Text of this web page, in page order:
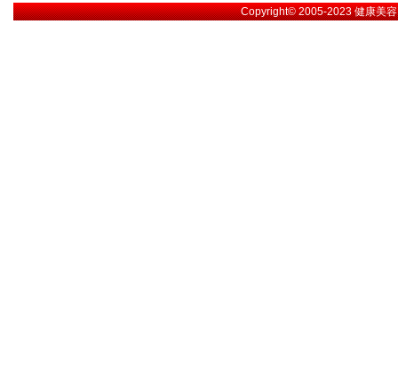
Copyright© 2005-2023健康美